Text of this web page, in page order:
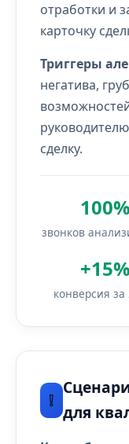
отработки и
карточку
Триггеры
негатива,
сделку.
100%
звонков
+15%
конверсия за
❕
для